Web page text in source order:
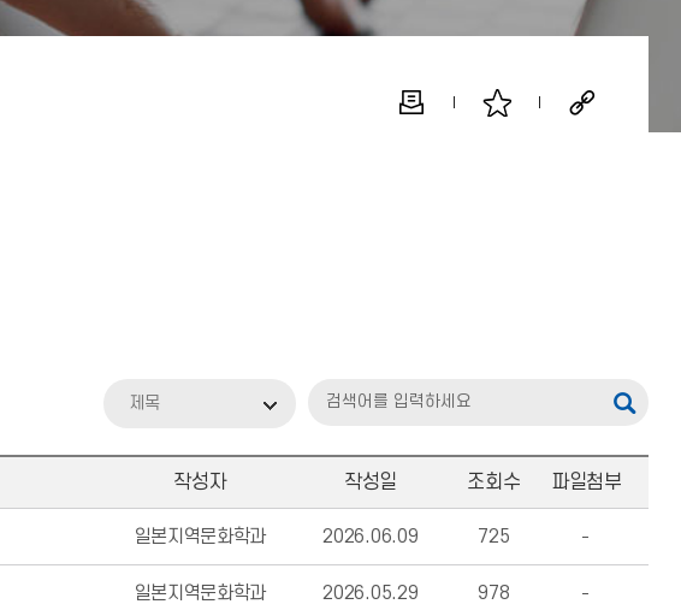
제목
작성자 작성일 조회수 파일첨부
일본지역문화학과 2026.06.09 725
일본지역문화학과 2026.05.29 978